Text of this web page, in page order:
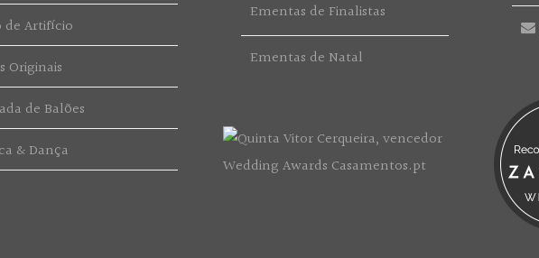
de Artifício
Originais
de Balões
& Dança
Ementas de Finalistas
Ementas de Natal